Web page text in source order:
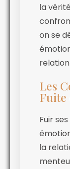
la
on se
Les
Fuite
Fuir
la